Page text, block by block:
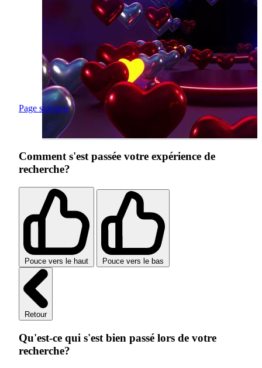
Page suivante
Comment s'est passée votre expérience de
recherche?
Pouce vers le haut Pouce vers le bas
Retour
Qu'est-ce qui s'est bien passé lors de votre
recherche?